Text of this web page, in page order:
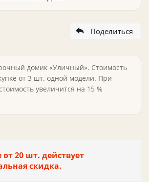
Поделиться
домик «Уличный». Стоимость
от 3 шт. одной модели. При
увеличится на 15 %
от 20 шт. действует
скидка.